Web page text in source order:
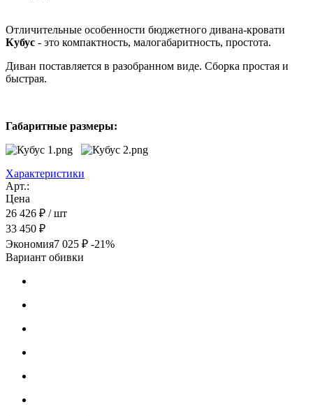
Отличительные особенности бюджетного дивана-кровати
Кубус - это компактность, малогабаритность, простота.
Диван поставляется в разобранном виде. Сборка простая и
быстрая.
Габаритные размеры:
Характеристики
Арт.:
Цена
26 426 ₽ / шт
33 450 ₽
Экономия7 025 ₽ -21%
Вариант обивки